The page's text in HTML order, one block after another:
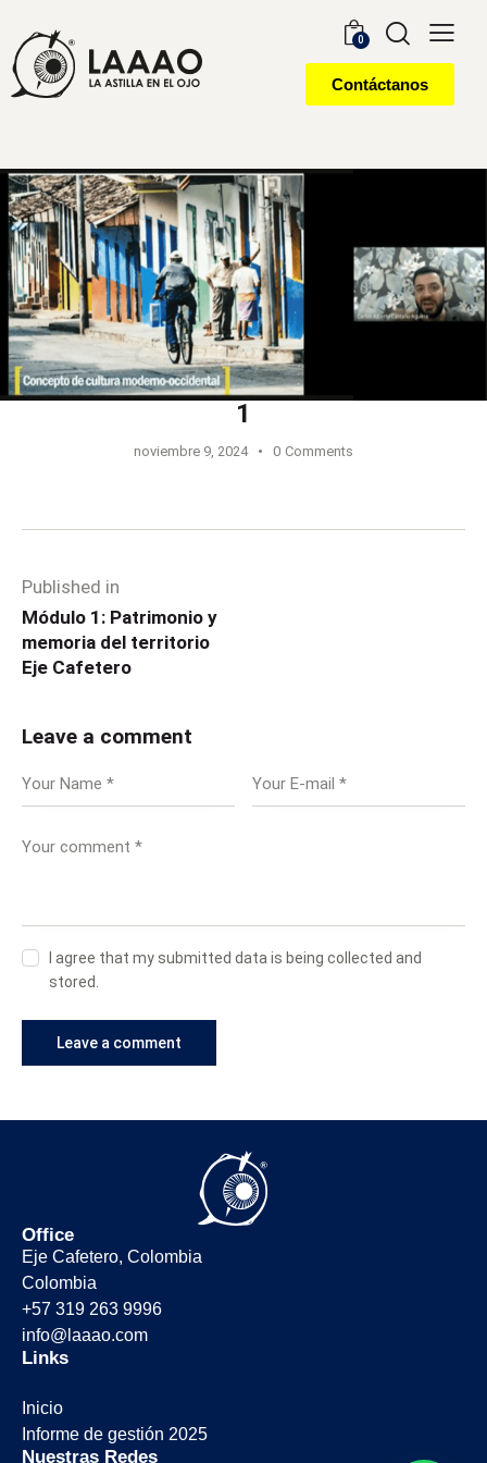
0
Contáctanos
1
noviembre 9, 2024 0 Comments
Published in
Módulo 1: Patrimonio y
memoria del territorio
Eje Cafetero
Leave a comment
I agree that my submitted data is being collected and
stored.
Office
Eje Cafetero, Colombia
Colombia
+57 319 263 9996
info@laaao.com
Links
Inicio
Informe de gestión 2025
Nuestras Redes